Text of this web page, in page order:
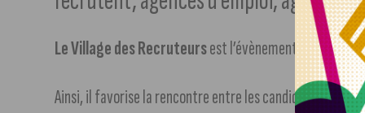
Le Village des Recruteursest l’évènement emploi et
Ainsi, il favorise la rencontre entre les candidats et la